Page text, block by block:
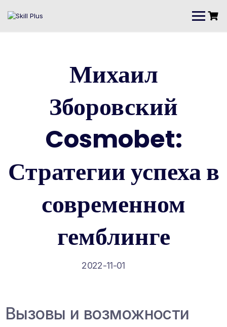
Михаил
Зборовский
Cosmobet:
Стратегии успеха в
современном
гемблинге
2022-11-01
Вызовы и возможности